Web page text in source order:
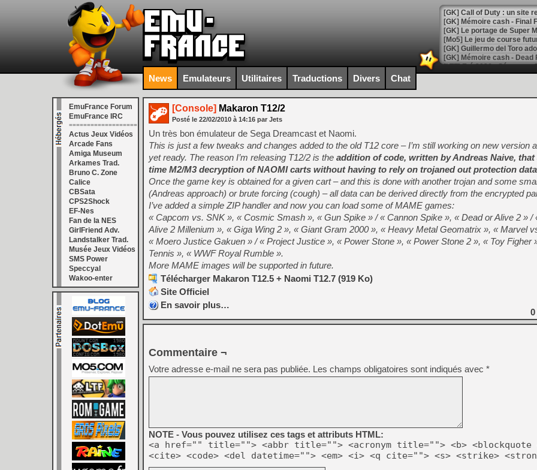
[GK] Le portage de Super
[Mo5] Le jeu de course
[GK] Guillermo del Toro
[LTF] Eté 2026 - Séquence
[GK] Mistfall Hunter :
[GK] Wo Long 2 évolue
[GK] Crossfire : un TPS à
[LS] [PS5] Premiers
[Mo5] DOOM arrive en
[GK] Bethesda fête les 30
[GK] Roblox : l'action en
[GK] Agenda - GeForce
[GK] Devolver Digital en a
[LS] [PS5] ps5-y2jb-
[GK] Pourquoi Marvel
[GK] GTA 6 : Rockstar
[GK] Hot Wheels Infinite
[GK] Mémoire cash -
[GK] Résultats Nintendo :
[GK] Déjà des
[Mo5] Brickboy cherche à
[GK] Minecraft et ses «
[GK] Beast of
[GK] Ubisoft : fin de partie
[GK] Mémoire cash -
[GK] Dan Houser (GTA)
[GK] Comment EA Sports
[GK] Crimson Moon : un
[GK] Isle of Reveries : le
[GK] Moonlighter 2 : The
News Emulateurs Utilitaires Traductions Divers Chat
EmuFrance Forum
EmuFrance IRC
===================
Actus Jeux Vidéos
Arcade Fans
Amiga Museum
Arkames Trad.
Bruno C. Zone
Calice
CBSata
CPS2Shock
EF-Nes
Fan de la NES
GirlFriend Adv.
Landstalker Trad.
Musée Jeux Vidéos
SMS Power
Speccyal
Wakoo-enter
[Console] Makaron T12/2
Posté le 22/02/2010 à 14:16 par Jets
Un très bon émulateur de Sega Dreamcast et Naomi.
This is just a few tweaks and changes added to the old T12 core – I’m still working on new version
yet ready. The reason I’m releasing T12/2 is the addition of code, written by Andreas Naive,
time M2/M3 decryption of NAOMI carts without having to rely on trojaned out protection
Once the game key is obtained for a given cart – and this is done with another trojan and some
(Andreas approach) or brute forcing (cough) – all data can be derived directly from the encrypted
I’ve added a simple ZIP handler and now you can load some of MAME games:
« Capcom vs. SNK », « Cosmic Smash », « Gun Spike » / « Cannon Spike », « Dead or Alive 2 » /
Alive 2 Millenium », « Giga Wing 2 », « Giant Gram 2000 », « Heavy Metal Geomatrix », « Marvel
« Moero Justice Gakuen » / « Project Justice », « Power Stone », « Power Stone 2 », « Toy Figher
Tennis », « WWF Royal Rumble ».
More MAME images will be supported in future.
Télécharger Makaron T12.5 + Naomi T12.7 (919 Ko)
Site Officiel
En savoir plus…
0
Commentaire ¬
Votre adresse e-mail ne sera pas publiée. Les champs obligatoires sont indiqués avec *
NOTE - Vous pouvez utilisez ces tags et attributs HTML:
<a href="" title=""> <abbr title=""> <acronym title=""> <b> <blockquote
<cite> <code> <del datetime=""> <em> <i> <q cite=""> <s> <strike>